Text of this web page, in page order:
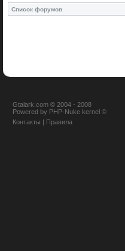
Список форумов
Gtalark.com © 2004 - 2008
Powered by PHP-Nuke kernel ©
Контакты | Правила